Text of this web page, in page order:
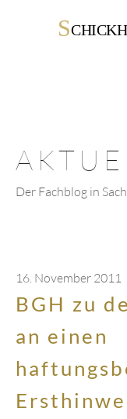
S
Der Fachblog in
16. November 2011
BGH zu
an einen